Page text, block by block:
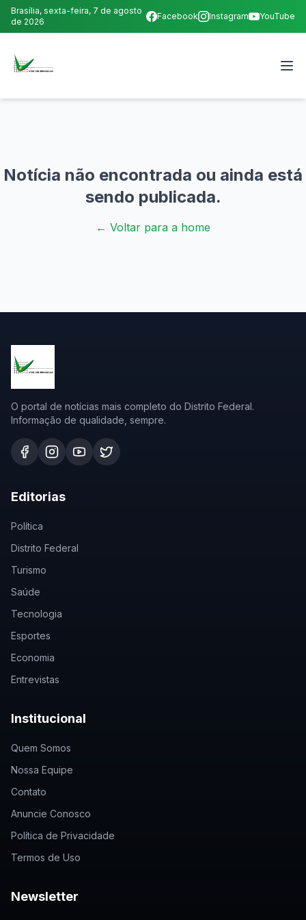
Brasília, sexta-feira, 7 de agosto
de 2026
Facebook Instagram YouTube
Notícia não encontrada ou ainda está
sendo publicada.
← Voltar para a home
O portal de notícias mais completo do Distrito Federal.
Informação de qualidade, sempre.
Editorias
Política
Distrito Federal
Turismo
Saúde
Tecnologia
Esportes
Economia
Entrevistas
Institucional
Quem Somos
Nossa Equipe
Contato
Anuncie Conosco
Política de Privacidade
Termos de Uso
Newsletter